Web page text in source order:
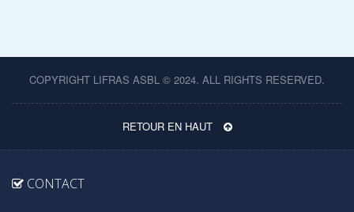
COPYRIGHT LIFRAS ASBL © 2024. ALL RIGHTS RESERVED.
RETOUR EN HAUT
CONTACT